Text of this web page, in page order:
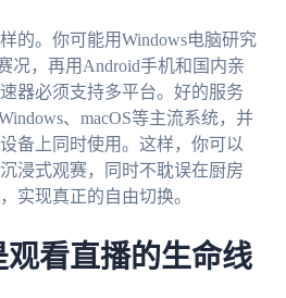
的。你可能用Windows电脑研究
况，再用Android手机和国内亲
器必须支持多平台。好的服务
、macOS等主流系统，并
备上同时使用。这样，你可以
浸式观赛，同时不耽误在厨房
实现真正的自由切换。
看直播的生命线